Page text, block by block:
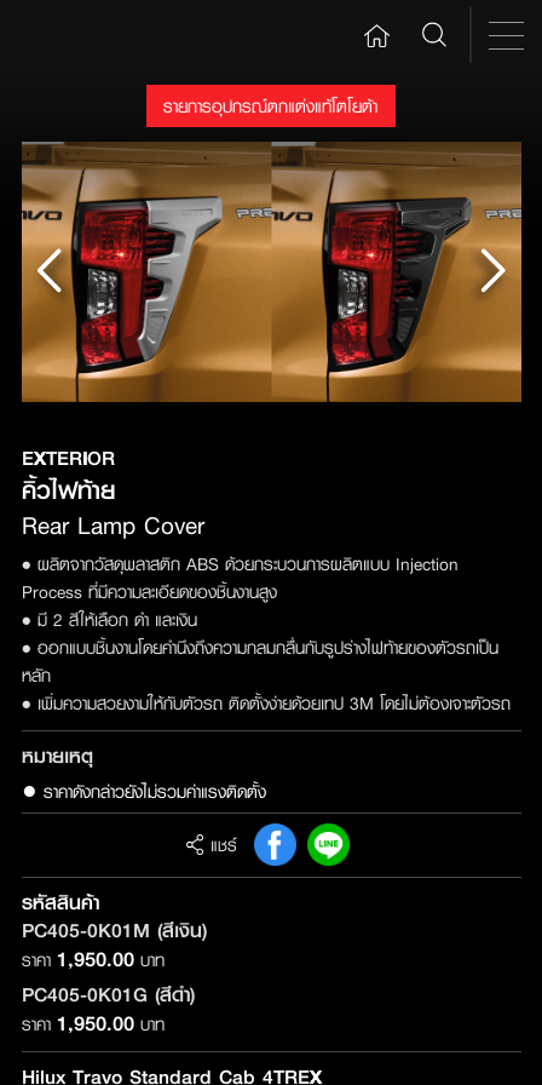
รายการอุปกรณ์ตกแต่งแท้โตโยต้า
EXTERIOR
คิ้วไฟท้าย
• ผลิตจากวัสดุพลาสติก ABS ด้วยกระบวนการผลิตแบบ Injection
Process ที่มีความละเอียดของชิ้นงานสูง
• มี 2 สีให้เลือก ดำ และเงิน
• ออกแบบชิ้นงานโดยคำนึงถึงความกลมกลื่นกับรูปร่างไฟท้ายของตัวรถเป็น
หลัก
• เพิ่มความสวยงามให้กับตัวรถ ติดตั้งง่ายด้วยเทป 3M โดยไม่ต้องเจาะตัวรถ
หมายเหตุ
● ราคาดังกล่าวยังไม่รวมค่าแรงติดตั้ง
แชร์
รหัสสินค้า
PC405-0K01M (สีเงิน)
ราคา 1,950.00บาท
PC405-0K01G (สีดำ)
ราคา 1,950.00บาท
Hilux Travo Standard Cab 4TREX